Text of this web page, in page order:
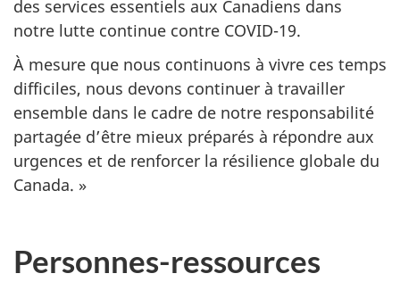
des services essentiels aux Canadiens dans
notre lutte continue contre COVID-19.
À mesure que nous continuons à vivre ces temps
difficiles, nous devons continuer à travailler
ensemble dans le cadre de notre responsabilité
partagée d’être mieux préparés à répondre aux
urgences et de renforcer la résilience globale du
Canada. »
Personnes-ressources